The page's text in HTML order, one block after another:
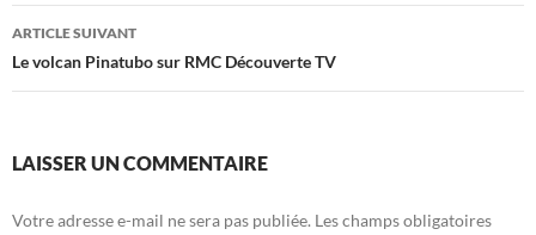
articles
ARTICLE SUIVANT
Le volcan Pinatubo sur RMC Découverte TV
LAISSER UN COMMENTAIRE
Votre adresse e-mail ne sera pas publiée. Les champs obligatoires